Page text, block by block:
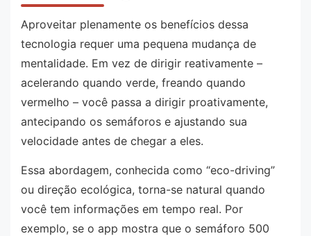
Aproveitar plenamente os benefícios dessa
tecnologia requer uma pequena mudança de
mentalidade. Em vez de dirigir reativamente –
acelerando quando verde, freando quando
vermelho – você passa a dirigir proativamente,
antecipando os semáforos e ajustando sua
velocidade antes de chegar a eles.
Essa abordagem, conhecida como “eco-driving”
ou direção ecológica, torna-se natural quando
você tem informações em tempo real. Por
exemplo, se o app mostra que o semáforo 500